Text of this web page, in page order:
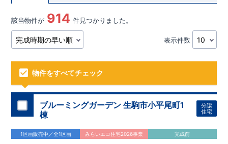
該当物件が 914 件見つかりました。
表示件数
物件をすべてチェック
ブルーミングガーデン 生駒市小平尾町1
棟
分譲
住宅
1区画販売中／全1区画 みらいエコ住宅2026事業 完成前